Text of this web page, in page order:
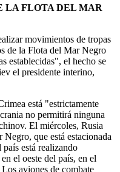
LA FLOTA DEL MAR
movimientos de tropas
de la Flota del Mar Negro
establecidas", el hecho se
el presidente interino,
está "estrictamente
no permitirá ninguna
El miércoles, Rusia
que está estacionada
está realizando
el oeste del país, en el
aviones de combate